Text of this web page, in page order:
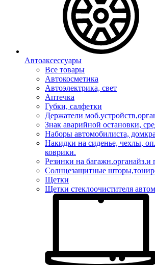
Автоаксессуары
Все товары
Автокосметика
Автоэлектрика, свет
Аптечка
Губки, салфетки
Держатели
Знак аварийной остановки,
Наборы автомобилиста,
Накидки на сиденье, чехлы,
коврики.
Резинки на багажн.органайз.и
Солнцезащитные
Щетки
Щетки стеклоочистителя